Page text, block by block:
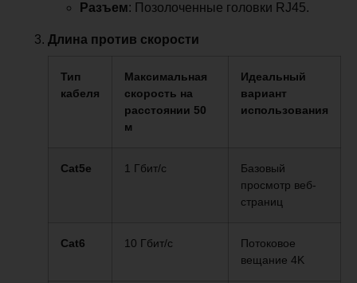
Разъем: Позолоченные головки RJ45.
Длина против скорости
Тип
кабеля
Максимальная
скорость на
расстоянии 50
м
Идеальный
вариант
использования
Cat5e 1 Гбит/с
Базовый
просмотр веб-
страниц
Cat6 10 Гбит/с
Потоковое
вещание 4K